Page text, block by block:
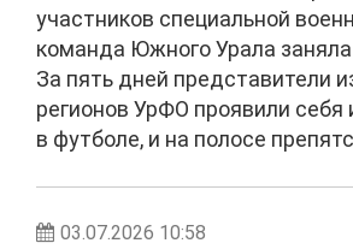
участников специальной
команда Южного Урала
За пять дней представители
регионов УрФО проявили себя
в футболе, и на полосе
03.07.2026 10:58